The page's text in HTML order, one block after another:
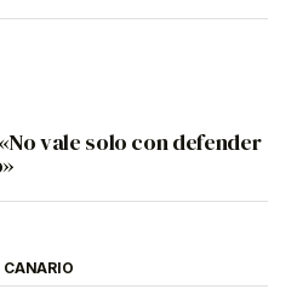
vale solo con defender
CANARIO